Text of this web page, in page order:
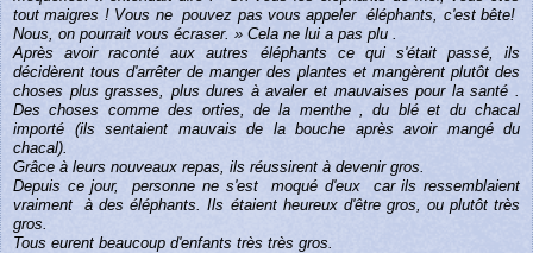
tout maigres ! Vous ne pouvez pas vous appeler éléphants, c'est bête!
Nous, on pourrait vous écraser. » Cela ne lui a pas plu .
Après avoir raconté aux autres éléphants ce qui s'était passé, ils
décidèrent tous d'arrêter de manger des plantes et mangèrent plutôt des
choses plus grasses, plus dures à avaler et mauvaises pour la santé .
Des choses comme des orties, de la menthe , du blé et du chacal
importé (ils sentaient mauvais de la bouche après avoir mangé du
chacal).
Grâce à leurs nouveaux repas, ils réussirent à devenir gros.
Depuis ce jour,
personne ne s'est moqué d'eux
car ils ressemblaient
vraiment
à des éléphants. Ils étaient heureux d'être gros, ou plutôt très
gros.
Tous eurent beaucoup d'enfants très très gros.